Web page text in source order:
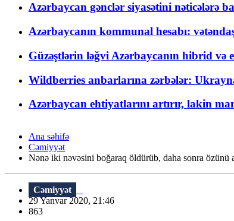
Azərbaycan gənclər siyasətini nəticələrə
Azərbaycanın kommunal hesabı:
Güzəştlərin ləğvi Azərbaycanın hibrid və
Wildberries anbarlarına zərbələr:
Azərbaycan ehtiyatlarını artırır, lakin
Ana səhifə
Cəmiyyət
Nənə iki nəvəsini boğaraq öldürüb, daha sonra özünü
Cəmiyyət
29 Yanvar 2020, 21:46
863